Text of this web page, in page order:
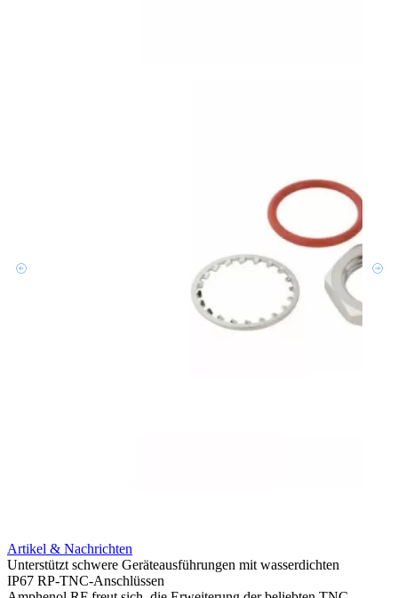
Artikel & Nachrichten
Unterstützt schwere Geräteausführungen mit wasserdichten
IP67 RP-TNC-Anschlüssen